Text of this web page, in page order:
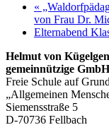
«
von Frau Dr.
Elternabend
Helmut von
gemeinnützige GmbH
Freie Schule auf
„Allgemeinen
Siemensstraße 5
D-70736 Fellbach